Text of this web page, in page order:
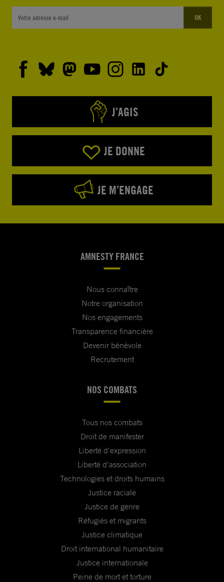
OK
J’AGIS
JE DONNE
JE M’ENGAGE
AMNESTY FRANCE
Nous connaître
Notre organisation
Nos engagements
Transparence financière
Devenir bénévole
Recrutement
NOS COMBATS
Tous nos combats
Droit de manifester
Liberté d'expression
Liberté d'association
Technologies et droits humains
Justice raciale
Justice de genre
Réfugiés et migrants
Justice climatique
Droit international humanitaire
Justice internationale
Peine de mort et torture